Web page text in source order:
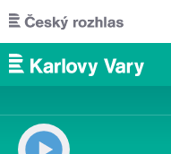
Přejít k hlavnímu obsahu